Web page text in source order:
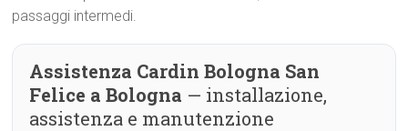
passaggi intermedi.
Assistenza Cardin Bologna San
Felice a Bologna — installazione,
assistenza e manutenzione